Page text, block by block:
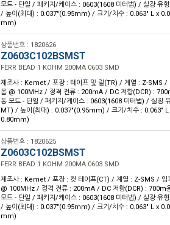
모드 - 단일 / 패키지/케이스 : 0603(1608 미터법) / 실장 유
/ 높이(최대) : 0.037"(0.95mm) / 크기/치수 : 0.063" L x
mm)
상품번호 : 1820626
Z0603C102BSMST
FERR BEAD 1 KOHM 200MA 0603 SMD
제조사 : Kemet / 포장 : 테이프 및 릴(TR) / 계열 : Z-SMS /
옴 @ 100MHz / 정격 전류 : 200mA / DC 저항(DCR) :
동 모드 - 단일 / 패키지/케이스 : 0603(1608 미터법) / 실장
MT) / 높이(최대) : 0.037"(0.95mm) / 크기/치수 : 0.063"
0.80mm)
상품번호 : 1820625
Z0603C102BSMST
FERR BEAD 1 KOHM 200MA 0603 SMD
제조사 : Kemet / 포장 : 컷 테이프(CT) / 계열 : Z-SMS / 임
@ 100MHz / 정격 전류 : 200mA / DC 저항(DCR) : 700m
모드 - 단일 / 패키지/케이스 : 0603(1608 미터법) / 실장 유
/ 높이(최대) : 0.037"(0.95mm) / 크기/치수 : 0.063" L x
mm)